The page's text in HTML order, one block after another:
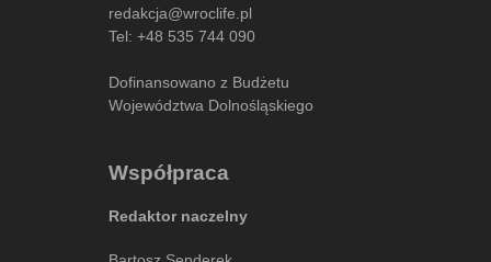
redakcja@wroclife.pl
Tel: +48 535 744 090
Dofinansowano z Budżetu
Województwa Dolnośląskiego
Współpraca
Redaktor naczelny